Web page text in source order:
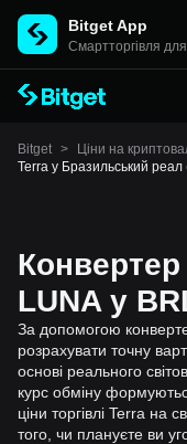
Bitget App
Cмартторгівля
Bitget > Ціни на
Terra у Бразильський реал
Конвертер
LUNA у
За допомогою
розрахувати точну
основі реального
курс обміну
ціни торгівлі Terra на
того, чи плануєте ви